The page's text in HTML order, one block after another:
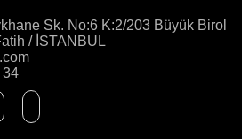
Sk. No:6 K:2/203 Büyük Birol
/ İSTANBUL
34